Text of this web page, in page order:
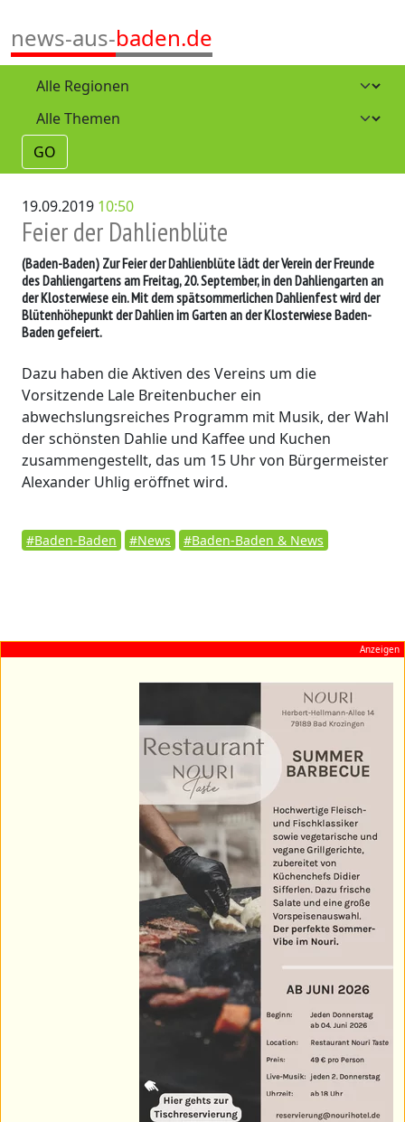
news-aus-baden.de
GO
19.09.2019 10:50
Feier der Dahlienblüte
(Baden-Baden) Zur Feier der Dahlienblüte lädt der Verein der Freunde
des Dahliengartens am Freitag, 20. September, in den Dahliengarten an
der Klosterwiese ein. Mit dem spätsommerlichen Dahlienfest wird der
Blütenhöhepunkt der Dahlien im Garten an der Klosterwiese Baden-
Baden gefeiert.
Dazu haben die Aktiven des Vereins um die
Vorsitzende Lale Breitenbucher ein
abwechslungsreiches Programm mit Musik, der Wahl
der schönsten Dahlie und Kaffee und Kuchen
zusammengestellt, das um 15 Uhr von Bürgermeister
Alexander Uhlig eröffnet wird.
#Baden-Baden #News #Baden-Baden & News
Anzeigen